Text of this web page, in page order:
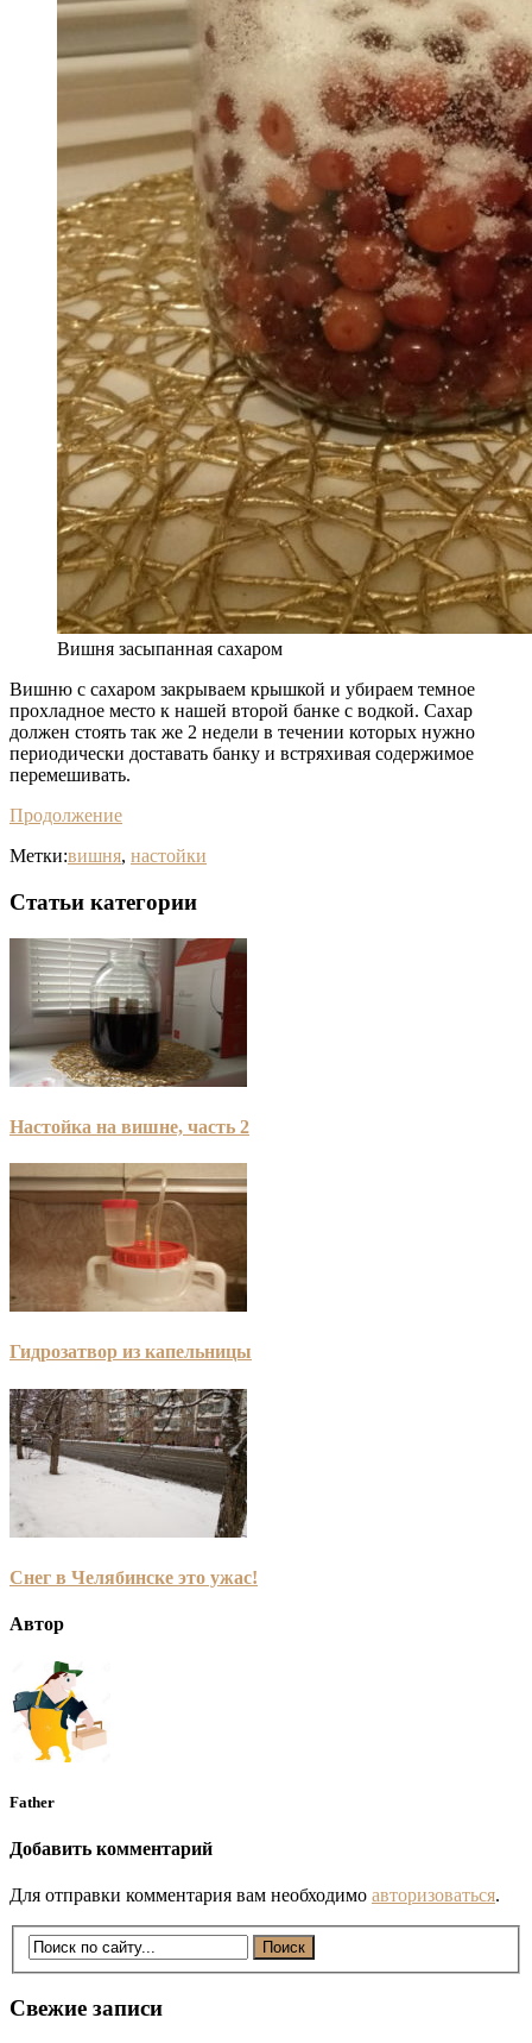
Вишня засыпанная сахаром
Вишню с сахаром закрываем крышкой и убираем темное
прохладное место к нашей второй банке с водкой. Сахар
должен стоять так же 2 недели в течении которых нужно
периодически доставать банку и встряхивая содержимое
перемешивать.
Продолжение
Метки:вишня, настойки
Статьи категории
Настойка на вишне, часть 2
Гидрозатвор из капельницы
Снег в Челябинске это ужас!
Автор
Father
Добавить комментарий
Для отправки комментария вам необходимо авторизоваться.
Свежие записи